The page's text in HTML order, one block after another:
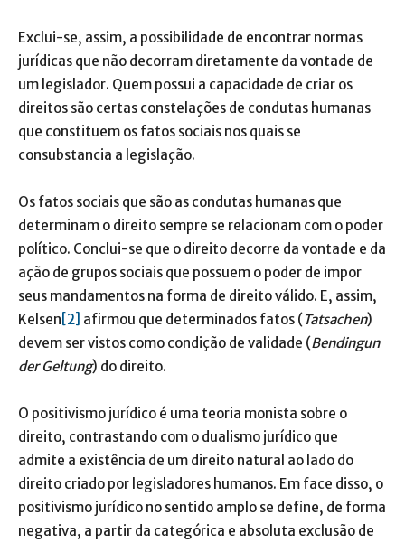
Exclui-se, assim, a possibilidade de encontrar normas
jurídicas que não decorram diretamente da vontade de
um legislador. Quem possui a capacidade de criar os
direitos são certas constelações de condutas humanas
que constituem os fatos sociais nos quais se
consubstancia a legislação.
Os fatos sociais que são as condutas humanas que
determinam o direito sempre se relacionam com o poder
político. Conclui-se que o direito decorre da vontade e da
ação de grupos sociais que possuem o poder de impor
seus mandamentos na forma de direito válido. E, assim,
Kelsen [2] afirmou que determinados fatos (Tatsachen)
devem ser vistos como condição de validade (Bendingun
der Geltung) do direito.
O positivismo jurídico é uma teoria monista sobre o
direito, contrastando com o dualismo jurídico que
admite a existência de um direito natural ao lado do
direito criado por legisladores humanos. Em face disso, o
positivismo jurídico no sentido amplo se define, de forma
negativa, a partir da categórica e absoluta exclusão de